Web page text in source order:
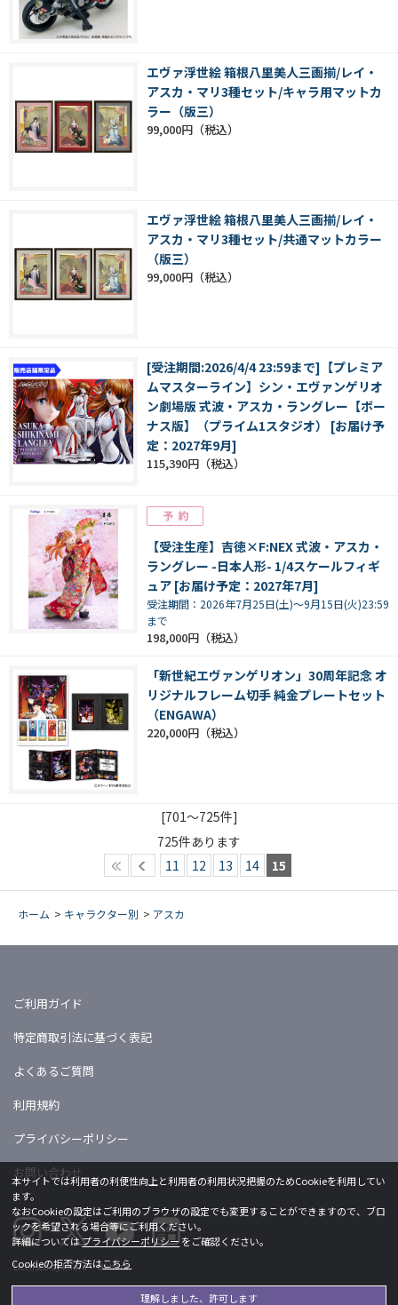
エヴァ浮世絵 箱根八里美人三画揃/レイ・
アスカ・マリ3種セット/キャラ用マットカ
ラー（版三）
99,000円
エヴァ浮世絵 箱根八里美人三画揃/レイ・
アスカ・マリ3種セット/共通マットカラー
（版三）
99,000円
[受注期間:2026/4/4 23:59まで]【プレミア
ムマスターライン】シン・エヴァンゲリオ
ン劇場版 式波・アスカ・ラングレー【ボー
ナス版】（プライム1スタジオ） [お届け予
定：2027年9月]
115,390円
【受注生産】吉徳×F:NEX 式波・アスカ・
ラングレー -日本人形- 1/4スケールフィギ
ュア [お届け予定：2027年7月]
受注期間：2026年7月25日(土)～9月15日(火)23:59
まで
198,000円
「新世紀エヴァンゲリオン」30周年記念 オ
リジナルフレーム切手 純金プレートセット
（ENGAWA）
220,000円
[701～725件]
725件あります
11
12 13 14 15
ホーム > キャラクター別 > アスカ
ご利用ガイド
特定商取引法に基づく表記
よくあるご質問
利用規約
プライバシーポリシー
お問い合わせ
Licensed by khara ©khara
本サイトでは利用者の利便性向上と利用者の利用状況把握のためCookieを利用してい
ます。
なおCookieの設定はご利用のブラウザの設定でも変更することができますので、ブロ
ックを希望される場合等にご利用ください。
詳細についてはプライバシーポリシーをご確認ください。
Cookieの拒否方法はこちら
理解しました、許可します